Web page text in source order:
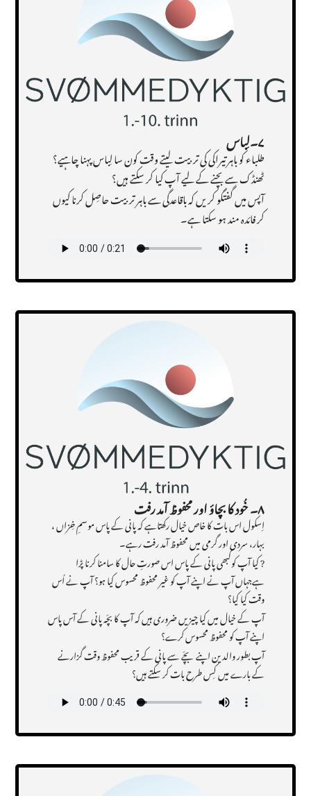
۷۔لِباس
طلباء کو باہر تیراکی کی تربیت لیتے وقت کون سا لِباس پہنا چاہیے؟
ٹھنڈک سے بچنے کے لیے آپ کیا کر سکتے ہیں؟
آپس میں گفتگو کریں کہ باقاعدگی سے باہر تربیت حاصِل کرنا کیوں
کر فائدہ مند ہو سکتا ہے۔
۸۔ خُود کا بچاؤ اور محفوظ آمد رفت
اِسکول اس بات کا خاص خیال رکھتاہے کہ پانی کے پاس موسمِ خِزاں ،
بہار، سردی اور گرمی میں محفوظ آمد رفت رہے۔
? کیا آپ کوکبھی پانی کے پاس اس صورتِ حال کا سامنا کرنا پڑا
ہےجہاں آپ نے اپنے آپ کو غیر محفوظ محسوس کیا ہو؟ آپ نے اُس
وقت کیا کیا؟
آپ کے خیال میں کیا چیزیں ضروری ہیں کہ آپ کا بچّہ پانی کے آس پاس
اپنے آپ کو محفوظ محسوس کرے؟
آپ بطور والدین اپنے بچّے سے پانی کے قریب محفوظ وقت گزارنے
کے بارے میں کِس طرح بات کر سکتے ہیں؟